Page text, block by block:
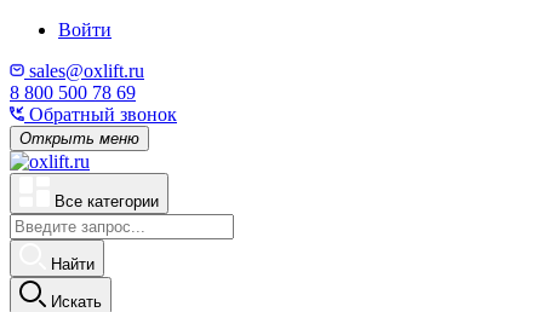
Войти
sales@oxlift.ru
8 800 500 78 69
Обратный звонок
Открыть меню
Все категории
Найти
Искать